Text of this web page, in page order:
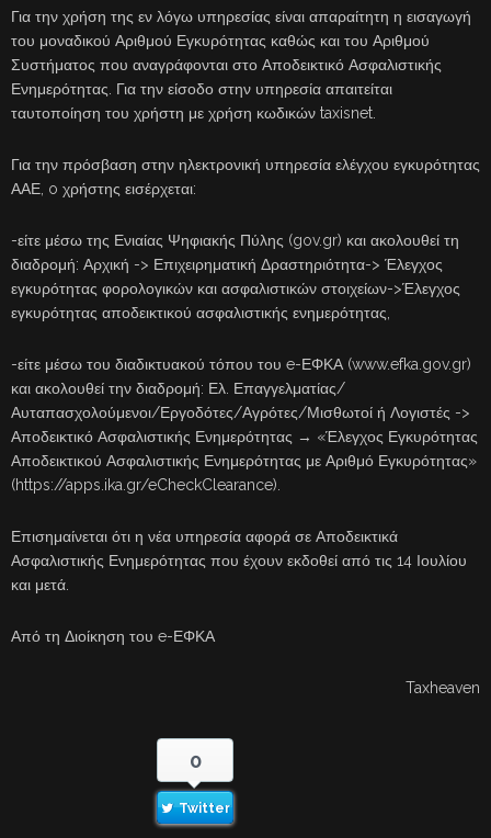
Για την χρήση της εν λόγω υπηρεσίας είναι απαραίτητη η εισαγωγή
του μοναδικού Αριθμού Εγκυρότητας καθώς και του Αριθμού
Συστήματος που αναγράφονται στο Αποδεικτικό Ασφαλιστικής
Ενημερότητας. Για την είσοδο στην υπηρεσία απαιτείται
ταυτοποίηση του χρήστη με χρήση κωδικών taxisnet.
Για την πρόσβαση στην ηλεκτρονική υπηρεσία ελέγχου εγκυρότητας
ΑΑΕ, o χρήστης εισέρχεται:
-είτε μέσω της Ενιαίας Ψηφιακής Πύλης (gov.gr) και ακολουθεί τη
διαδρομή: Αρχική -> Επιχειρηματική Δραστηριότητα-> Έλεγχος
εγκυρότητας φορολογικών και ασφαλιστικών στοιχείων->Έλεγχος
εγκυρότητας αποδεικτικού ασφαλιστικής ενημερότητας,
-είτε μέσω του διαδικτυακού τόπου του e-ΕΦΚΑ (www.efka.gov.gr)
και ακολουθεί την διαδρομή: Ελ. Επαγγελματίας/
Αυταπασχολούμενοι/Εργοδότες/Αγρότες/Μισθωτοί ή Λογιστές ->
Αποδεικτικό Ασφαλιστικής Ενημερότητας → «Έλεγχος Εγκυρότητας
Αποδεικτικού Ασφαλιστικής Ενημερότητας με Αριθμό Εγκυρότητας»
(https://apps.ika.gr/eCheckClearance).
Επισημαίνεται ότι η νέα υπηρεσία αφορά σε Αποδεικτικά
Ασφαλιστικής Ενημερότητας που έχουν εκδοθεί από τις 14 Ιουλίου
και μετά.
Από τη Διοίκηση του e-ΕΦΚΑ
Taxheaven
0
Twitter